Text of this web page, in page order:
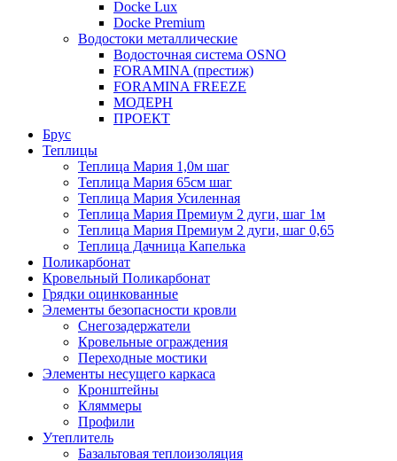
Docke Lux
Docke Premium
Водостоки металлические
Водосточная система OSNO
FORAMINA (престиж)
FORAMINA FREEZE
МОДЕРН
ПРОЕКТ
Брус
Теплицы
Теплица Мария 1,0м шаг
Теплица Мария 65см шаг
Теплица Мария Усиленная
Теплица Мария Премиум 2 дуги, шаг 1м
Теплица Мария Премиум 2 дуги, шаг 0,65
Теплица Дачница Капелька
Поликарбонат
Кровельный Поликарбонат
Грядки оцинкованные
Элементы безопасности кровли
Снегозадержатели
Кровельные ограждения
Переходные мостики
Элементы несущего каркаса
Кронштейны
Кляммеры
Профили
Утеплитель
Базальтовая теплоизоляция